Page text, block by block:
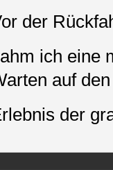
der
ich eine
auf
der